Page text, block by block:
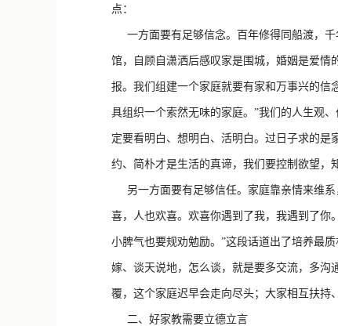
点：
一方面要有足够信念。百年修得同船渡，千
馆，自顾自潇洒后感叹家是围城，婚姻是爱情
报。我们组建一个家庭就要有家和万事兴的信
具组织一个索然无味的家庭。”我们的人生观
定要看明白、想明白、活明白。过日子求的
约、简朴才是生活的真谛，我们要控制欲望，
另一方面要有足够信任。家庭靠亲情来维系
喜，人也欢喜。欢喜你遇到了我，我遇到了你
小脾气也要规劝勉励。”这段话道出了培养最
嫁、谈天说地，怎么谈，就是要多交流，多沟
覆，这个家庭迟早会走向尽头；大家相互扶持
二、好家教需要立德立言